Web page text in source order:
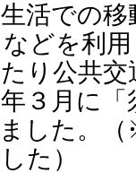
活での移
どを利
り公共
３月に「
した。
た）